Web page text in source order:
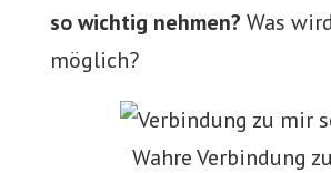
so wichtig nehmen? Was
möglich?
Wahre Verbindung